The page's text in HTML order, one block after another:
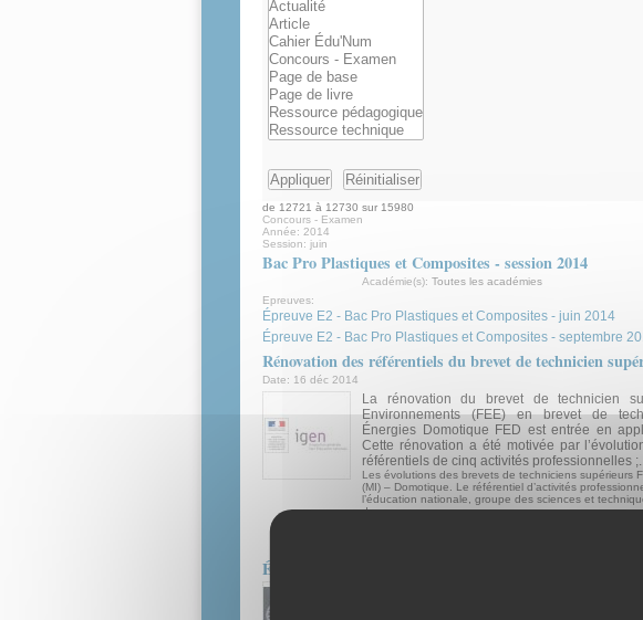
de 12721 à 12730 sur 15980
Concours - Examen
Année: 2014
Session: juin
Bac Pro Plastiques et Composites - session 2014
Académie(s): Toutes les académies
Epreuves:
Épreuve E2 - Bac Pro Plastiques et Composites - juin 2014
Épreuve E2 - Bac Pro Plastiques et Composites - septembre
Rénovation des référentiels du brevet de technicien
Date: 16 déc 2014
La rénovation du brevet de technicien
Environnements (FEE) en brevet de
Énergies Domotique FED est entrée en
Cette rénovation a été motivée par
référentiels de cinq activités professionnelles ;...
Les évolutions des brevets de techniciens supérieurs
(MI) – Domotique. Le référentiel d’activités
l’éducation nationale, groupe des sciences et
du...
Épreuve E2 - Bac Pro Plastiques et Composites -